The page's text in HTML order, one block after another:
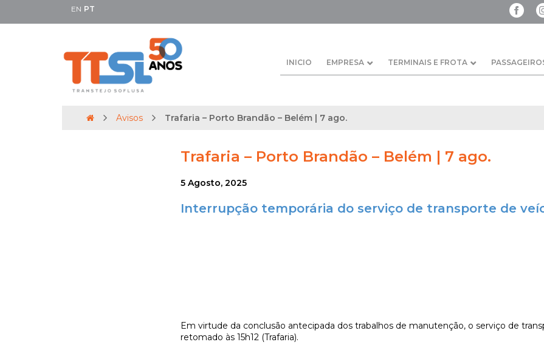
EN PT
INICIO EMPRESA TERMINAIS E FROTA
Avisos Trafaria – Porto Brandão – Belém | 7 ago.
Trafaria – Porto Brandão – Belém | 7 ago.
5 Agosto, 2025
Interrupção temporária do serviço de transporte de
Em virtude da conclusão antecipada dos trabalhos de manutenção, o serviço de
retomado às 15h12 (Trafaria).